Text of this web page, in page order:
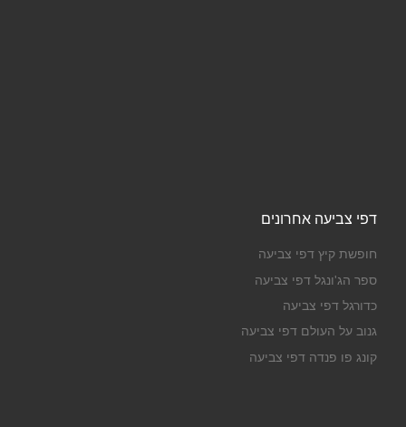
דפי צביעה אחרונים
חופשת קיץ דפי צביעה
ספר הג'ונגל דפי צביעה
כדורגל דפי צביעה
גנוב על העולם דפי צביעה
קונג פו פנדה דפי צביעה